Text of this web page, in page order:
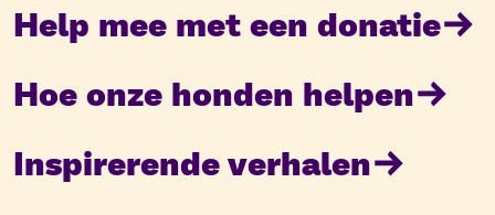
Help mee met een donatie
Hoe onze honden helpen
Inspirerende verhalen